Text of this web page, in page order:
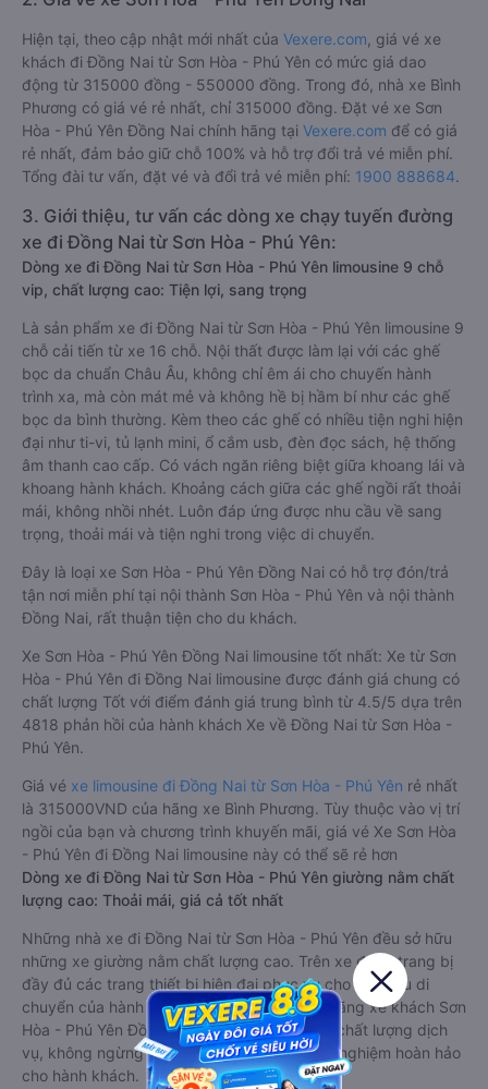
Hiện tại, theo cập nhật mới nhất của Vexere.com , giá vé xe
khách đi Đồng Nai từ Sơn Hòa - Phú Yên có mức giá dao
động từ 315000 đồng - 550000 đồng. Trong đó, nhà xe Bình
Phương có giá vé rẻ nhất, chỉ 315000 đồng. Đặt vé xe Sơn
Hòa - Phú Yên Đồng Nai chính hãng tại Vexere.com để có giá
rẻ nhất, đảm bảo giữ chỗ 100% và hỗ trợ đổi trả vé miễn phí.
Tổng đài tư vấn, đặt vé và đổi trả vé miễn phí: 1900 888684.
3. Giới thiệu, tư vấn các dòng xe chạy tuyến đường
xe đi Đồng Nai từ Sơn Hòa - Phú Yên:
Dòng xe đi Đồng Nai từ Sơn Hòa - Phú Yên limousine 9 chỗ
vip, chất lượng cao: Tiện lợi, sang trọng
Là sản phẩm xe đi Đồng Nai từ Sơn Hòa - Phú Yên limousine 9
chỗ cải tiến từ xe 16 chỗ. Nội thất được làm lại với các ghế
bọc da chuẩn Châu Âu, không chỉ êm ái cho chuyến hành
trình xa, mà còn mát mẻ và không hề bị hầm bí như các ghế
bọc da bình thường. Kèm theo các ghế có nhiều tiện nghi hiện
đại như ti-vi, tủ lạnh mini, ổ cắm usb, đèn đọc sách, hệ thống
âm thanh cao cấp. Có vách ngăn riêng biệt giữa khoang lái và
khoang hành khách. Khoảng cách giữa các ghế ngồi rất thoải
mái, không nhồi nhét. Luôn đáp ứng được nhu cầu về sang
trọng, thoải mái và tiện nghi trong việc di chuyển.
Đây là loại xe Sơn Hòa - Phú Yên Đồng Nai có hỗ trợ đón/trả
tận nơi miễn phí tại nội thành Sơn Hòa - Phú Yên và nội thành
Đồng Nai, rất thuận tiện cho du khách.
Xe Sơn Hòa - Phú Yên Đồng Nai limousine tốt nhất: Xe từ Sơn
Hòa - Phú Yên đi Đồng Nai limousine được đánh giá chung có
chất lượng Tốt với điểm đánh giá trung bình từ 4.5/5 dựa trên
4818 phản hồi của hành khách Xe về Đồng Nai từ Sơn Hòa -
Phú Yên.
Giá vé xe limousine đi Đồng Nai từ Sơn Hòa - Phú Yên rẻ nhất
là 315000VND của hãng xe Bình Phương. Tùy thuộc vào vị trí
ngồi của bạn và chương trình khuyến mãi, giá vé Xe Sơn Hòa
- Phú Yên đi Đồng Nai limousine này có thể sẽ rẻ hơn
Dòng xe đi Đồng Nai từ Sơn Hòa - Phú Yên giường nằm chất
lượng cao: Thoải mái, giá cả tốt nhất
Những nhà xe đi Đồng Nai từ Sơn Hòa - Phú Yên đều sở hữu
những xe giường nằm chất lượng cao. Trên xe được trang bị
đầy đủ các trang thiết bị hiện đại phục vụ cho nhu cầu di
chuyển của hành khách. Bên cạnh đó, các hãng xe khách Sơn
Hòa - Phú Yên Đồng Nai luôn chú trọng đến chất lượng dịch
vụ, không ngừng cải thiện để mang đến trải nghiệm hoàn hảo
cho hành khách.